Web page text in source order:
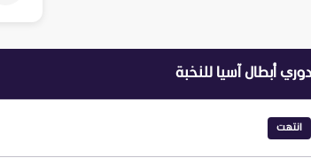
دوري أبطال آسيا للنخبة
انتهت